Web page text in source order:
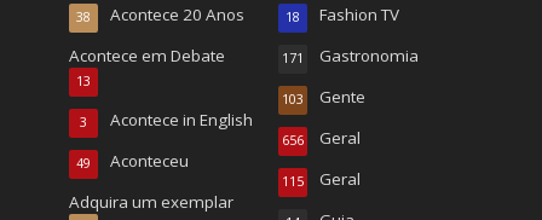
Acontece 20 Anos
38
Acontece em Debate
13
Acontece in English
3
Aconteceu
49
Adquira um exemplar
Fashion TV
18
Gastronomia
171
Gente
103
Geral
656
Geral
115